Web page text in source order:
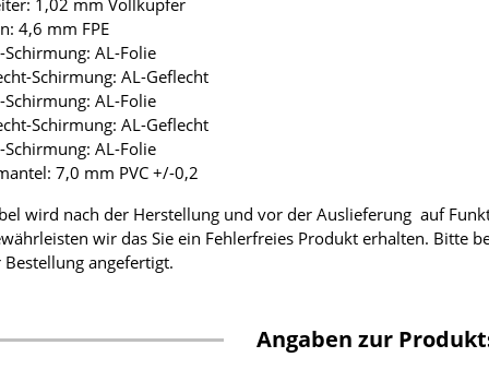
1,02 mm Vollkupfer
4,6 mm FPE
Schirmung: AL-Folie
Schirmung: AL-Geflecht
Schirmung: AL-Folie
Schirmung: AL-Geflecht
Schirmung: AL-Folie
7,0 mm PVC +/-0,2
wird nach der Herstellung und vor der Auslieferung auf
wir das Sie ein Fehlerfreies Produkt erhalten. Bitte
Bestellung angefertigt.
Angaben zur